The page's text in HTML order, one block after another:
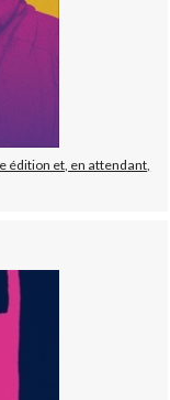
édition et, en attendant,